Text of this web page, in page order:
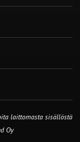
laittomasta sisällöstä
Oy